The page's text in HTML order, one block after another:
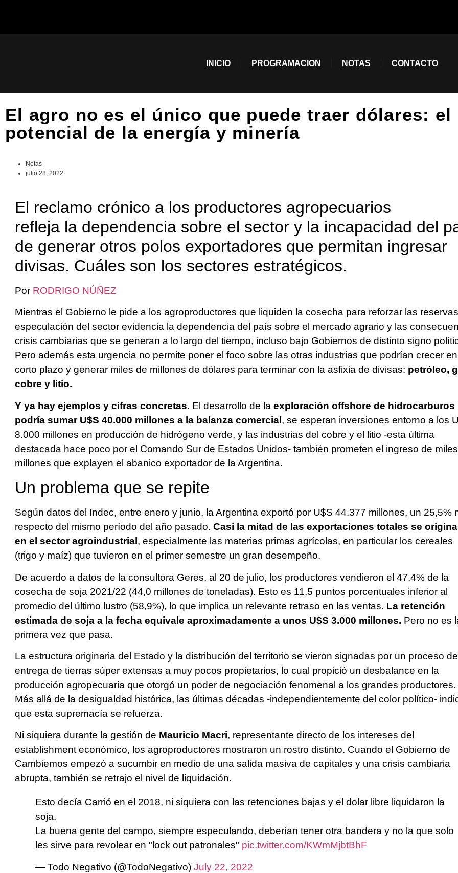
INICIO PROGRAMACION NOTAS CONTACTO
El agro no es el único que puede traer dólares: el
potencial de la energía y minería
Notas
julio 28, 2022
El reclamo crónico a los productores agropecuarios
refleja la dependencia sobre el sector y la incapacidad del
de generar otros polos exportadores que permitan ingresar
divisas. Cuáles son los sectores estratégicos.
Por RODRIGO NÚÑEZ
Mientras el Gobierno le pide a los agroproductores que liquiden la cosecha para reforzar las
especulación del sector evidencia la dependencia del país sobre el mercado agrario y las
crisis cambiarias que se generan a lo largo del tiempo, incluso bajo Gobiernos de distinto signo
Pero además esta urgencia no permite poner el foco sobre las otras industrias que podrían crecer en
corto plazo y generar miles de millones de dólares para terminar con la asfixia de divisas: petróleo,
cobre y litio.
Y ya hay ejemplos y cifras concretas. El desarrollo de la exploración offshore de hidrocarburos
podría sumar U$S 40.000 millones a la balanza comercial, se esperan inversiones entorno a los
8.000 millones en producción de hidrógeno verde, y las industrias del cobre y el litio -esta última
destacada hace poco por el Comando Sur de Estados Unidos- también prometen el ingreso de
millones que explayen el abanico exportador de la Argentina.
Un problema que se repite
Según datos del Indec, entre enero y junio, la Argentina exportó por U$S 44.377 millones, un 25,5%
respecto del mismo período del año pasado. Casi la mitad de las exportaciones totales se
en el sector agroindustrial , especialmente las materias primas agrícolas, en particular los cereales
(trigo y maíz) que tuvieron en el primer semestre un gran desempeño.
De acuerdo a datos de la consultora Geres, al 20 de julio, los productores vendieron el 47,4% de la
cosecha de soja 2021/22 (44,0 millones de toneladas). Esto es 11,5 puntos porcentuales inferior al
promedio del último lustro (58,9%), lo que implica un relevante retraso en las ventas. La retención
estimada de soja a la fecha equivale aproximadamente a unos U$S 3.000 millones. Pero no es
primera vez que pasa.
La estructura originaria del Estado y la distribución del territorio se vieron signadas por un proceso de
entrega de tierras súper extensas a muy pocos propietarios, lo cual propició un desbalance en la
producción agropecuaria que otorgó un poder de negociación fenomenal a los grandes productores.
Más allá de la desigualdad histórica, las últimas décadas -independientemente del color político-
que esta supremacía se refuerza.
Ni siquiera durante la gestión de Mauricio Macri, representante directo de los intereses del
establishment económico, los agroproductores mostraron un rostro distinto. Cuando el Gobierno de
Cambiemos empezó a sucumbir en medio de una salida masiva de capitales y una crisis cambiaria
abrupta, también se retrajo el nivel de liquidación.
Esto decía Carrió en el 2018, ni siquiera con las retenciones bajas y el dolar libre liquidaron la
soja.
La buena gente del campo, siempre especulando, deberían tener otra bandera y no la que solo
les sirve para revolear en "lock out patronales" pic.twitter.com/KWmMjbtBhF
— Todo Negativo (@TodoNegativo) July 22, 2022